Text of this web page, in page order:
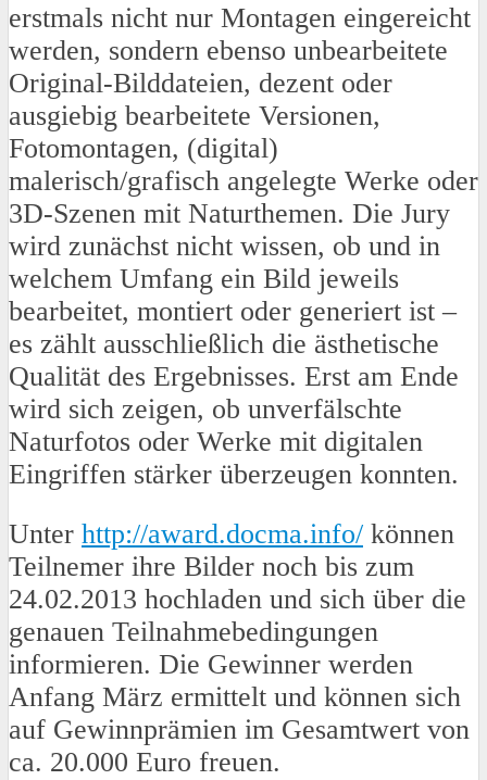
erstmals nicht nur Montagen eingereicht
werden, sondern ebenso unbearbeitete
Original-Bilddateien, dezent oder
ausgiebig bearbeitete Versionen,
Fotomontagen, (digital)
malerisch/grafisch angelegte Werke oder
3D-Szenen mit Naturthemen. Die Jury
wird zunächst nicht wissen, ob und in
welchem Umfang ein Bild jeweils
bearbeitet, montiert oder generiert ist –
es zählt ausschließlich die ästhetische
Qualität des Ergebnisses. Erst am Ende
wird sich zeigen, ob unverfälschte
Naturfotos oder Werke mit digitalen
Eingriffen stärker überzeugen konnten.
Unter http://award.docma.info/ können
Teilnemer ihre Bilder noch bis zum
24.02.2013 hochladen und sich über die
genauen Teilnahmebedingungen
informieren. Die Gewinner werden
Anfang März ermittelt und können sich
auf Gewinnprämien im Gesamtwert von
ca. 20.000 Euro freuen.